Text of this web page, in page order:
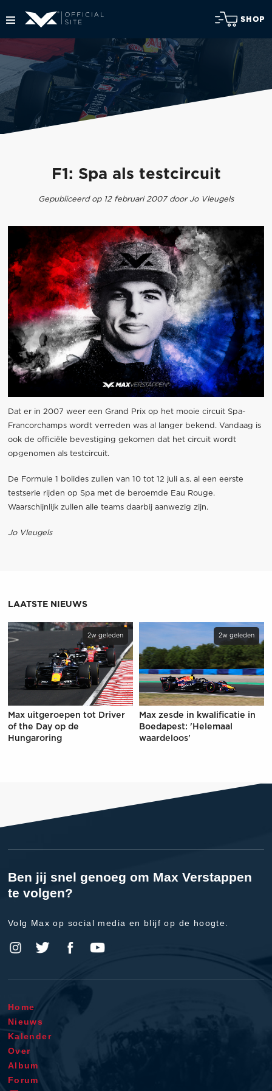
SHOP
F1: Spa als testcircuit
Gepubliceerd op 12 februari 2007 door Jo Vleugels
Dat er in 2007 weer een Grand Prix op het mooie circuit Spa-
Francorchamps wordt verreden was al langer bekend. Vandaag is
ook de officiële bevestiging gekomen dat het circuit wordt
opgenomen als testcircuit.
De Formule 1 bolides zullen van 10 tot 12 juli a.s. al een eerste
testserie rijden op Spa met de beroemde Eau Rouge.
Waarschijnlijk zullen alle teams daarbij aanwezig zijn.
Jo Vleugels
LAATSTE NIEUWS
2w geleden
Max uitgeroepen tot Driver
of the Day op de
Hungaroring
2w geleden
Max zesde in kwalificatie in
Boedapest: 'Helemaal
waardeloos'
Ben jij snel genoeg om Max Verstappen
te volgen?
Volg Max op social media en blijf op de hoogte.
Home
Nieuws
Kalender
Over
Album
Forum